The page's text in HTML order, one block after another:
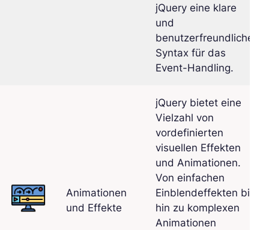
jQuery eine klare
und
benutzerfreundliche
Syntax für das
Event-Handling.
Animationen
und Effekte
jQuery bietet eine
Vielzahl von
vordefinierten
visuellen Effekten
und Animationen.
Von einfachen
Einblendeffekten bis
hin zu komplexen
Animationen